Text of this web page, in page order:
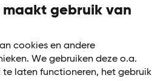
maakt gebruik van
cookies en andere
We gebruiken deze o.a.
laten functioneren, het gebruik